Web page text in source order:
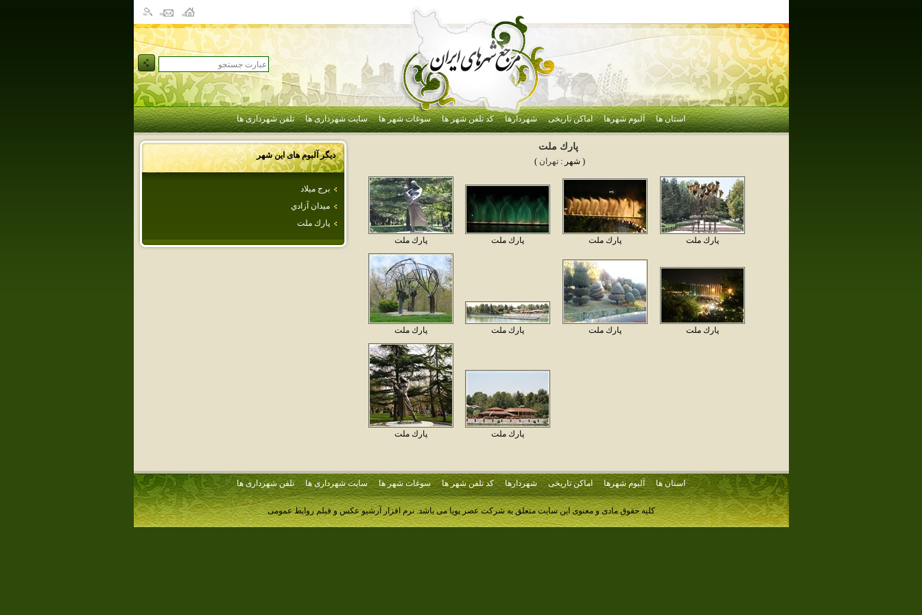
استان ها آلبوم شهرها اماکن تاریخی شهردارها کد تلفن شهر ها سوغات شهر ها سایت شهرداری ها تلفن شهرداری ها
دیگر آلبوم های این شهر
برج ميلاد
ميدان آزادي
پارك ملت
پارك ملت
( شهر :تهران )
پارك ملت پارك ملت پارك ملت پارك ملت
پارك ملت پارك ملت پارك ملت پارك ملت
پارك ملت پارك ملت
استان ها آلبوم شهرها اماکن تاریخی شهردارها کد تلفن شهر ها سوغات شهر ها سایت شهرداری ها تلفن شهرداری ها
کلیه حقوق مادی و معنوی این سایت متعلق به شرکت عصر پویا می باشد.نرم افزار آرشیو عکس و فیلم روابط عمومی